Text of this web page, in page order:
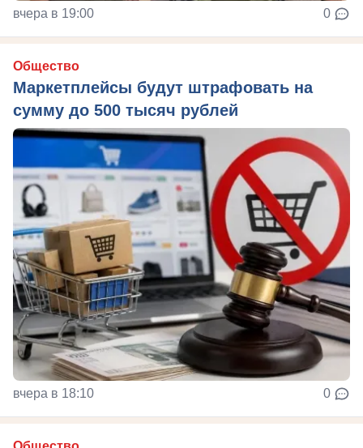
вчера в 19:00 0
Общество
Маркетплейсы будут штрафовать на
сумму до 500 тысяч рублей
вчера в 18:10 0